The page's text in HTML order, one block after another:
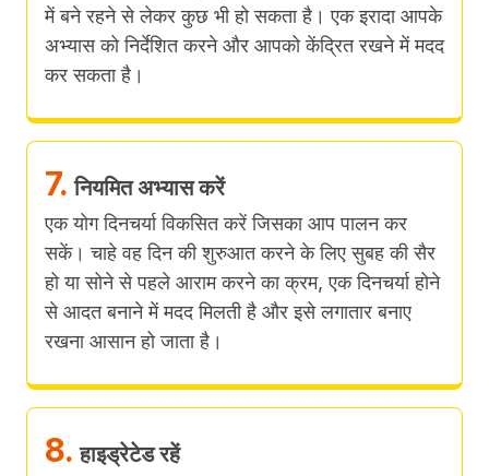
में बने रहने से लेकर कुछ भी हो सकता है। एक इरादा आपके
अभ्यास को निर्देशित करने और आपको केंद्रित रखने में मदद
कर सकता है।
7. नियमित अभ्यास करें
एक योग दिनचर्या विकसित करें जिसका आप पालन कर
सकें। चाहे वह दिन की शुरुआत करने के लिए सुबह की सैर
हो या सोने से पहले आराम करने का क्रम, एक दिनचर्या होने
से आदत बनाने में मदद मिलती है और इसे लगातार बनाए
रखना आसान हो जाता है।
8. हाइड्रेटेड रहें